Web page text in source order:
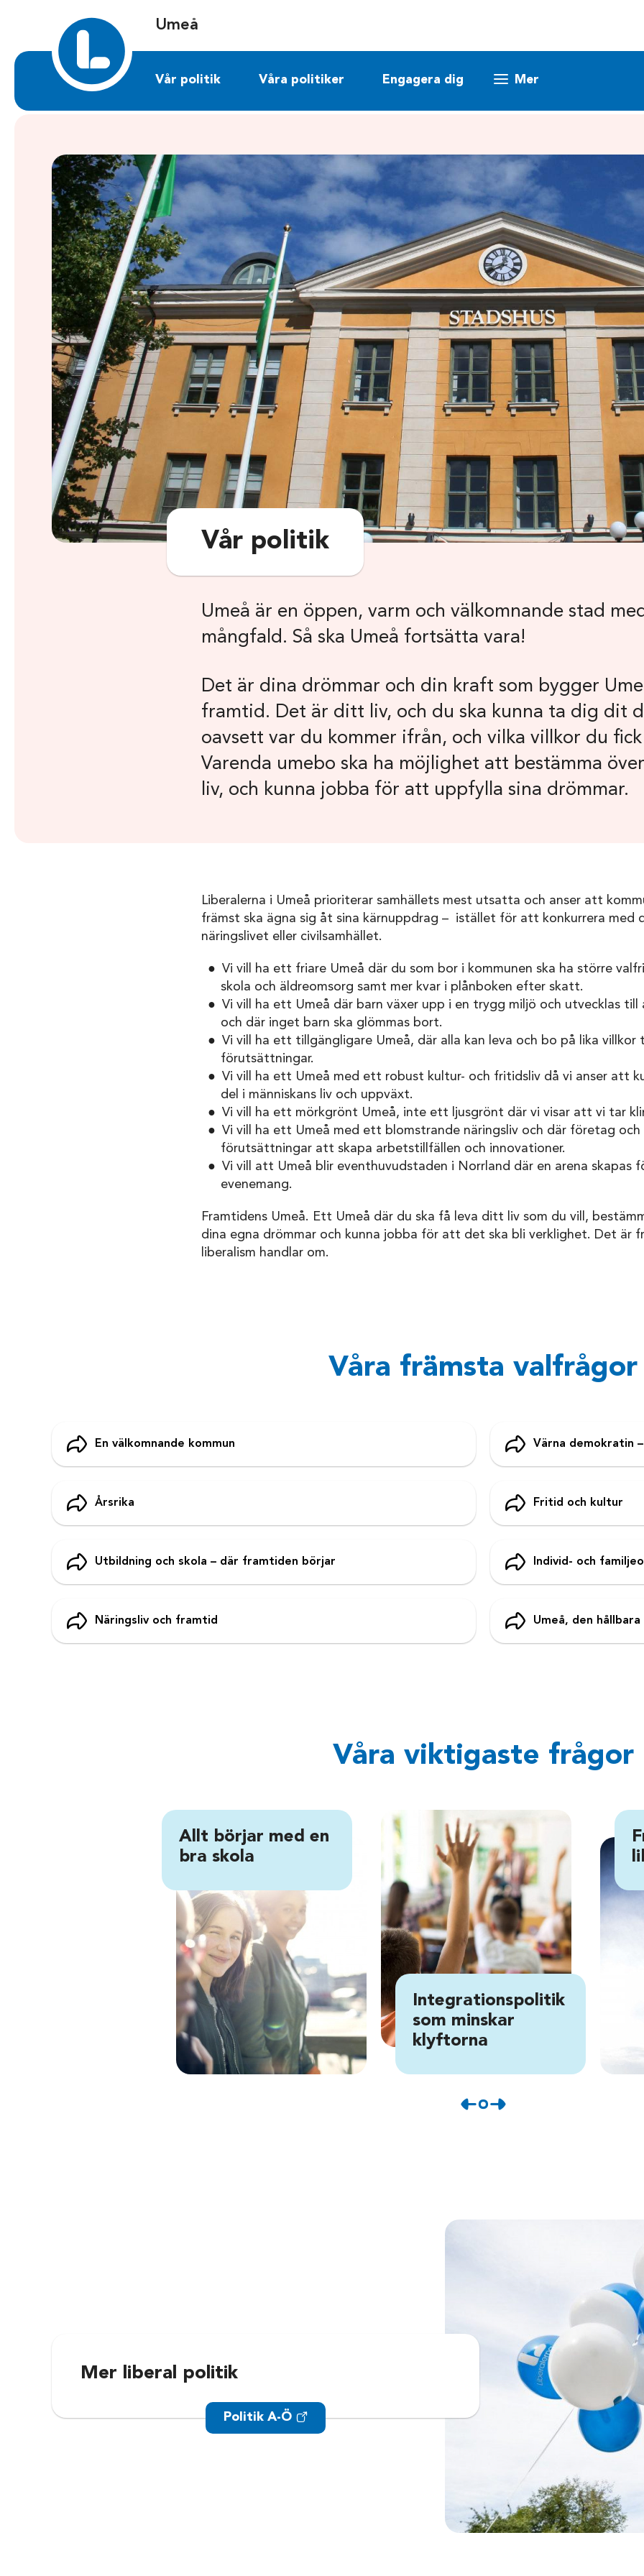
Umeå
Vår politik Våra politiker Engagera dig Mer
Vår politik
Umeå är en öppen, varm och välkomnande stad
mångfald. Så ska Umeå fortsätta vara!
Det är dina drömmar och din kraft som bygger
framtid. Det är ditt liv, och du ska kunna ta dig dit
oavsett var du kommer ifrån, och vilka villkor du
Varenda umebo ska ha möjlighet att bestämma
liv, och kunna jobba för att uppfylla sina drömmar.
Liberalerna i Umeå prioriterar samhällets mest utsatta och anser att
främst ska ägna sig åt sina kärnuppdrag – istället för att konkurrera med
näringslivet eller civilsamhället.
Vi vill ha ett friare Umeå där du som bor i kommunen ska ha större
skola och äldreomsorg samt mer kvar i plånboken efter skatt.
Vi vill ha ett Umeå där barn växer upp i en trygg miljö och utvecklas
och där inget barn ska glömmas bort.
Vi vill ha ett tillgängligare Umeå, där alla kan leva och bo på lika villkor
förutsättningar.
Vi vill ha ett Umeå med ett robust kultur- och fritidsliv då vi anser att
del i människans liv och uppväxt.
Vi vill ha ett mörkgrönt Umeå, inte ett ljusgrönt där vi visar att vi tar
Vi vill ha ett Umeå med ett blomstrande näringsliv och där företag och
förutsättningar att skapa arbetstillfällen och innovationer.
Vi vill att Umeå blir eventhuvudstaden i Norrland där en arena skapas
evenemang.
Framtidens Umeå. Ett Umeå där du ska få leva ditt liv som du vill,
dina egna drömmar och kunna jobba för att det ska bli verklighet. Det är
liberalism handlar om.
Våra främsta valfrågor
En välkomnande kommun Värna demokratin
Årsrika Fritid och kultur
Utbildning och skola – där framtiden börjar Individ- och
Näringsliv och framtid Umeå, den
Våra viktigaste frågor
Allt börjar med en
bra skola
Integrationspolitik
som minskar
klyftorna
Mer liberal politik
Politik A-Ö